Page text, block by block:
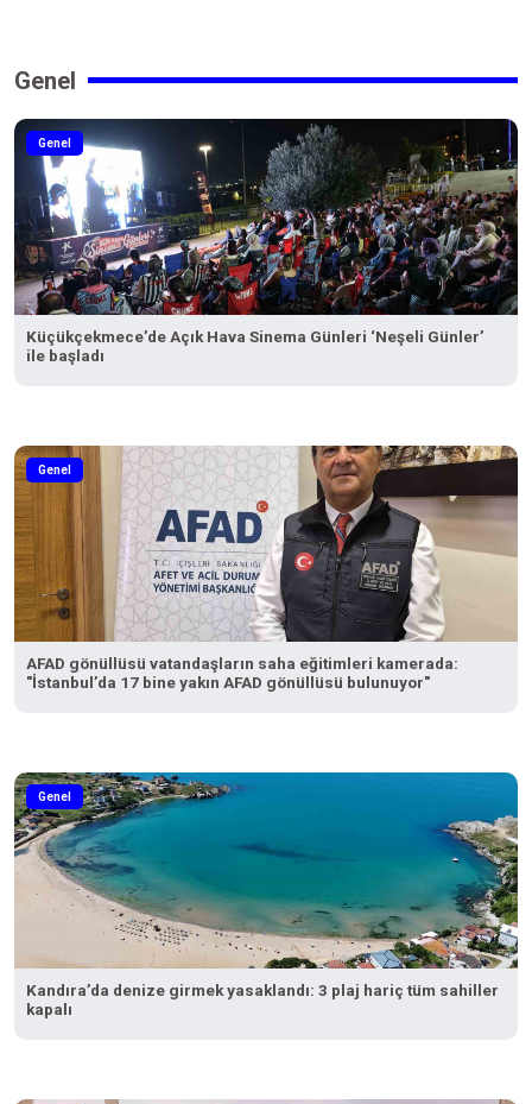
Genel
Genel
Küçükçekmece’de Açık Hava Sinema Günleri ‘Neşeli Günler’
ile başladı
Genel
AFAD gönüllüsü vatandaşların saha eğitimleri kamerada:
"İstanbul’da 17 bine yakın AFAD gönüllüsü bulunuyor"
Genel
Kandıra’da denize girmek yasaklandı: 3 plaj hariç tüm sahiller
kapalı